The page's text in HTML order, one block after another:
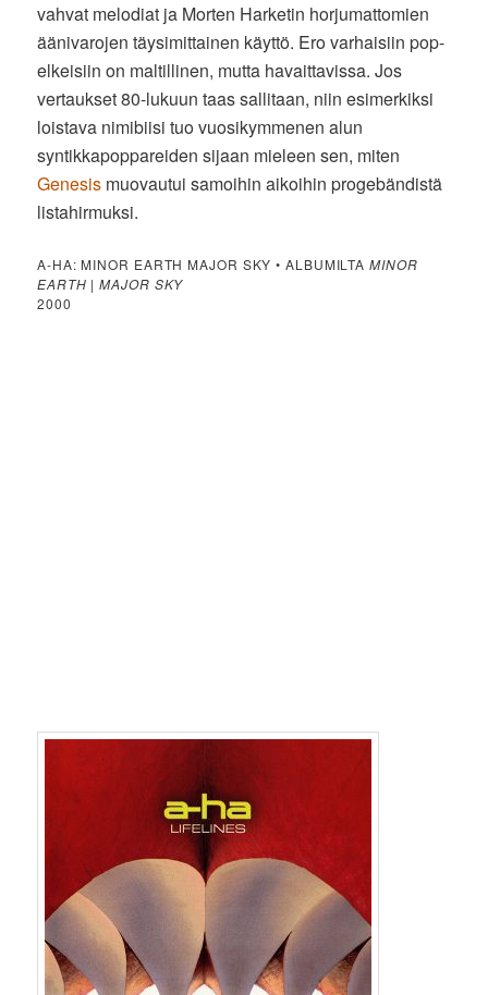
vahvat melodiat ja Morten Harketin horjumattomien
äänivarojen täysimittainen käyttö. Ero varhaisiin pop-
elkeisiin on maltillinen, mutta havaittavissa. Jos
vertaukset 80-lukuun taas sallitaan, niin esimerkiksi
loistava nimibiisi tuo vuosikymmenen alun
syntikkapoppareiden sijaan mieleen sen, miten
Genesis muovautui samoihin aikoihin progebändistä
listahirmuksi.
A-HA: MINOR EARTH MAJOR SKY • ALBUMILTAMINOR
EARTH | MAJOR SKY
2000